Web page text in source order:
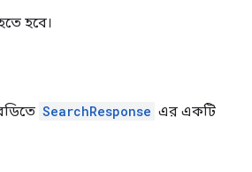
হবে।
SearchResponse এর একটি